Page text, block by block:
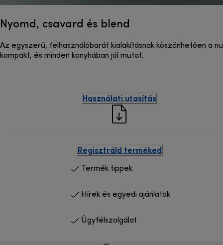
Nyomd, csavard és blend
Az egyszerű, felhasználóbarát kialakításnak köszönhetően a
kompakt, és minden konyhában jól mutat.
Használati utasítás
Regisztráld terméked
Termék tippek
Hírek és egyedi ajánlatok
Ügyfélszolgálat